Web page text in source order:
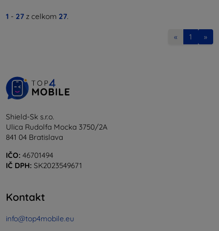
1 - 27 z celkom 27.
« 1 »
Shield-Sk s.r.o.
Ulica Rudolfa Mocka 3750/2A
841 04 Bratislava
IČO: 46701494
IČ DPH: SK2023549671
Kontakt
info@top4mobile.eu